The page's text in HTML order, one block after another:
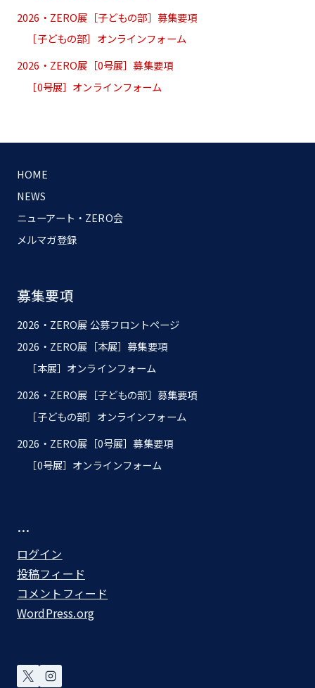
2026・ZERO展［子どもの部］募集要項
［子どもの部］オンラインフォーム
2026・ZERO展［0号展］募集要項
［0号展］オンラインフォーム
HOME
NEWS
ニューアート・ZERO会
メルマガ登録
募集要項
2026・ZERO展 公募フロントページ
2026・ZERO展［本展］募集要項
［本展］オンラインフォーム
2026・ZERO展［子どもの部］募集要項
［子どもの部］オンラインフォーム
2026・ZERO展［0号展］募集要項
［0号展］オンラインフォーム
…
ログイン
投稿フィード
コメントフィード
WordPress.org